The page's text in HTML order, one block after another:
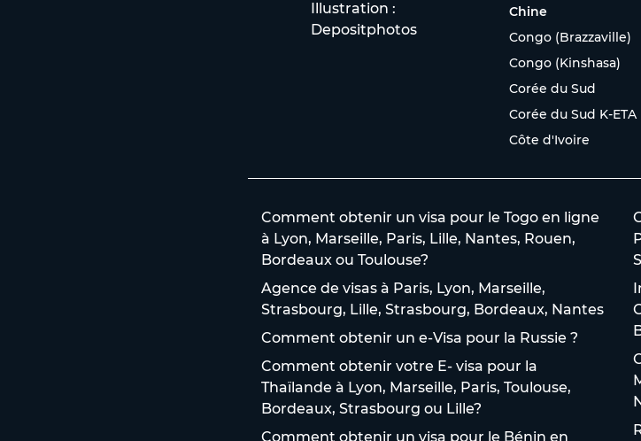
Illustration :
Depositphotos
Chine
Congo (Brazzaville)
Congo (Kinshasa)
Corée du Sud
Corée du Sud K-ETA
Côte d'Ivoire
Comment obtenir un visa pour le Togo en ligne
à Lyon, Marseille, Paris, Lille, Nantes, Rouen,
Bordeaux ou Toulouse?
Agence de visas à Paris, Lyon, Marseille,
Strasbourg, Lille, Strasbourg, Bordeaux, Nantes
Comment obtenir un e-Visa pour la Russie ?
Comment obtenir votre E- visa pour la
Thaïlande à Lyon, Marseille, Paris, Toulouse,
Bordeaux, Strasbourg ou Lille?
Comment obtenir un visa pour le Bénin en